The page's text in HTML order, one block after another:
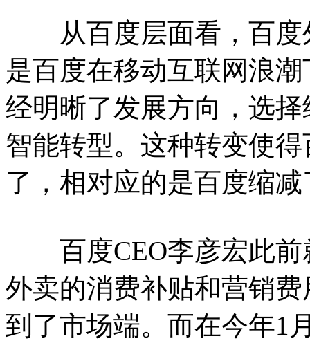
从百度层面看，百度
是百度在移动互联网浪
经明晰了发展方向，选
智能转型。这种转变使
了，相对应的是百度缩
百度CEO李彦宏此前
外卖的消费补贴和营销
到了市场端。而在今年1